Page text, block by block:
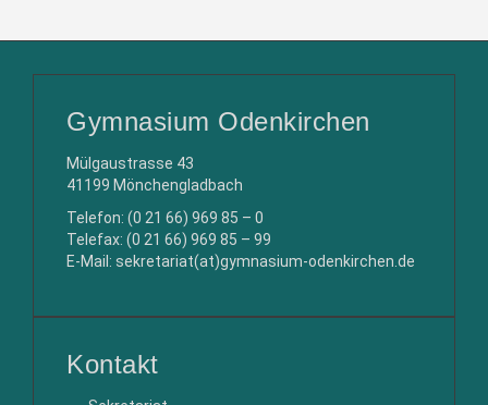
Gymnasium Odenkirchen
Mülgaustrasse 43
41199 Mönchengladbach
Telefon: (0 21 66) 969 85 – 0
Telefax: (0 21 66) 969 85 – 99
E-Mail: sekretariat(at)gymnasium-odenkirchen.de
Kontakt